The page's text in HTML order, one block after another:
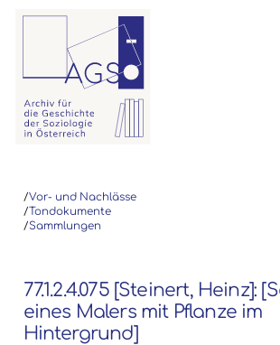
/Vor- und Nachlässe
/Tondokumente
/Sammlungen
77.1.2.4.075 [Steinert, Heinz]:
eines Malers mit Pflanze im
Hintergrund]